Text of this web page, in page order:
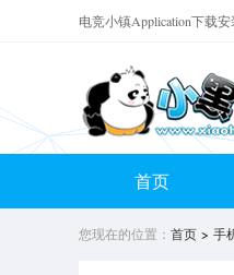
电竞小镇Application下载
首页
您现在的位置： 首页 > 手